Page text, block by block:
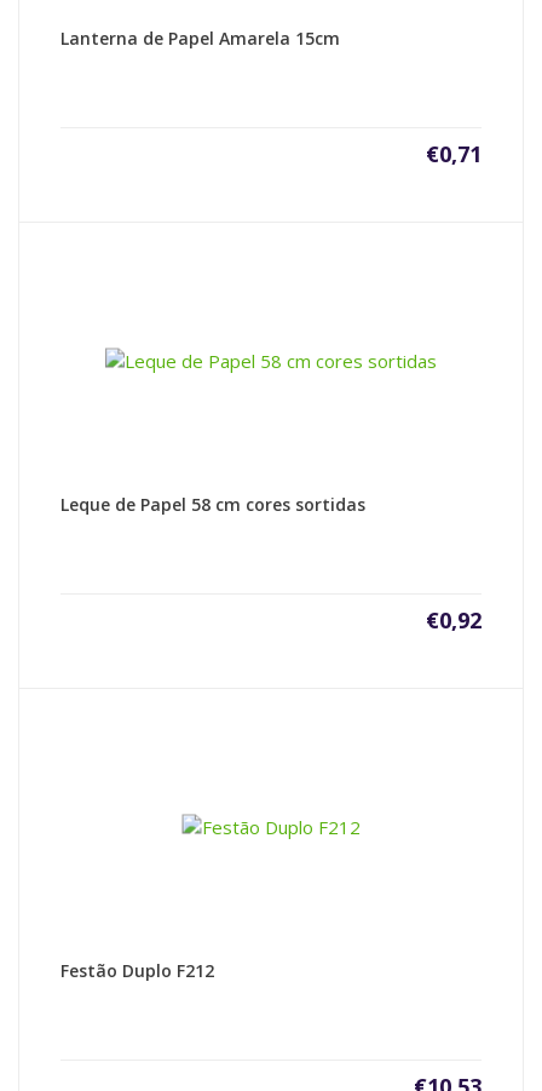
Lanterna de Papel Amarela 15cm
€0,71
Leque de Papel 58 cm cores sortidas
€0,92
Festão Duplo F212